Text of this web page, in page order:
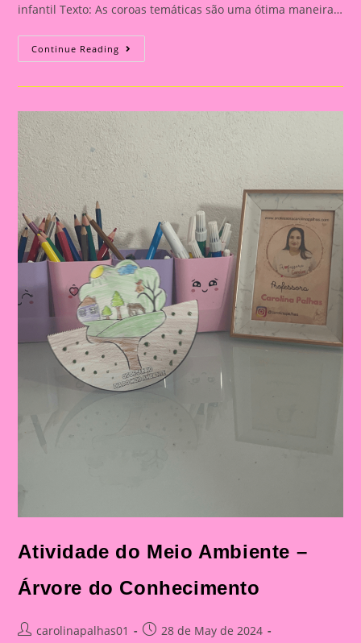
infantil Texto: As coroas temáticas são uma ótima maneira…
Continue Reading Post
15:
Temáticas
O
Dia
Do
Meio
Ambiente
Atividade do Meio Ambiente –
Árvore do Conhecimento
Postcarolinapalhas01
Post28 de May de 2024